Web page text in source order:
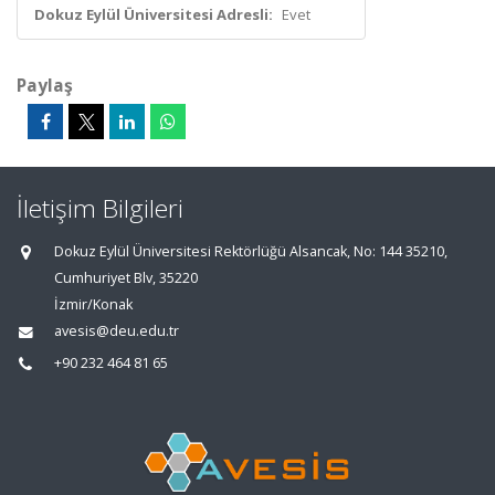
Dokuz Eylül Üniversitesi Adresli: Evet
Paylaş
İletişim Bilgileri
Dokuz Eylül Üniversitesi Rektörlüğü Alsancak, No: 144 35210,
Cumhuriyet Blv, 35220
İzmir/Konak
avesis@deu.edu.tr
+90 232 464 81 65